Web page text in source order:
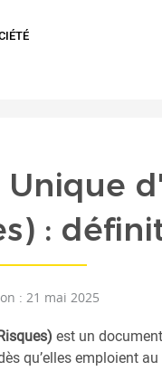
:
: 21 mai 2025
est un
qu’elles emploient